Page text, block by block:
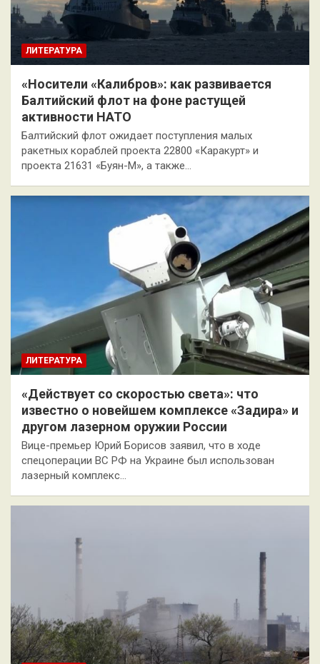
ЛИТЕРАТУРА
«Носители «Калибров»: как развивается
Балтийский флот на фоне растущей
активности НАТО
Балтийский флот ожидает поступления малых
ракетных кораблей проекта 22800 «Каракурт» и
проекта 21631 «Буян-М», а также…
ЛИТЕРАТУРА
«Действует со скоростью света»: что
известно о новейшем комплексе «Задира» и
другом лазерном оружии России
Вице-премьер Юрий Борисов заявил, что в ходе
спецоперации ВС РФ на Украине был использован
лазерный комплекс…